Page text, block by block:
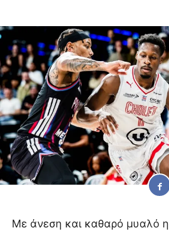
Με άνεση και καθαρό μυαλό η